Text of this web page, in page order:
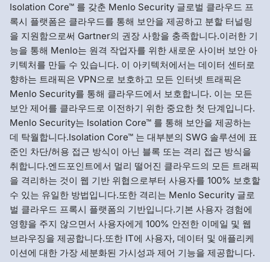
Isolation Core™ 를 갖춘 Menlo Security 글로벌 클라우드 프
록시 플랫폼은 클라우드를 통해 보안을 제공하고 분할 터널링
을 지원함으로써 Gartner의 권장 사항을 충족합니다.이러한 기
능을 통해 Menlo는 원격 작업자를 위한 새로운 사이버 보안 아
키텍처를 만들 수 있습니다. 이 아키텍처에서는 데이터 센터로
향하는 트래픽은 VPN으로 보호하고 모든 인터넷 트래픽은
Menlo Security를 통해 클라우드에서 보호합니다. 이는 모든
보안 제어를 클라우드로 이전하기 위한 중요한 첫 단계입니다.
Menlo Security는 Isolation Core™ 를 통해 보안을 제공하는
데 탁월합니다.Isolation Core™ 는 대부분의 SWG 솔루션에 표
준인 차단/허용 접근 방식이 아닌 블록 또는 격리 접근 방식을
취합니다.엔드포인트에서 멀리 떨어진 클라우드의 모든 트래픽
을 격리하는 것이 웹 기반 위협으로부터 사용자를 100% 보호할
수 있는 유일한 방법입니다.또한 격리는 Menlo Security 글로
벌 클라우드 프록시 플랫폼의 기반입니다.기본 사용자 경험에
영향을 주지 않으면서 사용자에게 100% 안전한 이메일 및 웹
브라우징을 제공합니다.또한 IT에 사용자, 데이터 및 애플리케
이션에 대한 가장 세분화된 가시성과 제어 기능을 제공합니다.